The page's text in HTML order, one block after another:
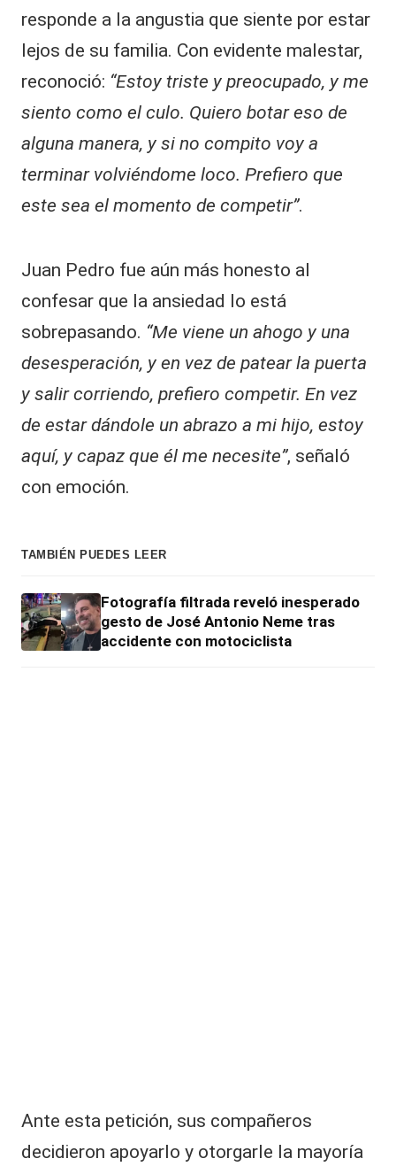
responde a la angustia que siente por estar
lejos de su familia. Con evidente malestar,
reconoció: “Estoy triste y preocupado, y me
siento como el culo. Quiero botar eso de
alguna manera, y si no compito voy a
terminar volviéndome loco. Prefiero que
este sea el momento de competir”.
Juan Pedro fue aún más honesto al
confesar que la ansiedad lo está
sobrepasando. “Me viene un ahogo y una
desesperación, y en vez de patear la puerta
y salir corriendo, prefiero competir. En vez
de estar dándole un abrazo a mi hijo, estoy
aquí, y capaz que él me necesite”, señaló
con emoción.
TAMBIÉN PUEDES LEER
Fotografía filtrada reveló inesperado
gesto de José Antonio Neme tras
accidente con motociclista
Ante esta petición, sus compañeros
decidieron apoyarlo y otorgarle la mayoría